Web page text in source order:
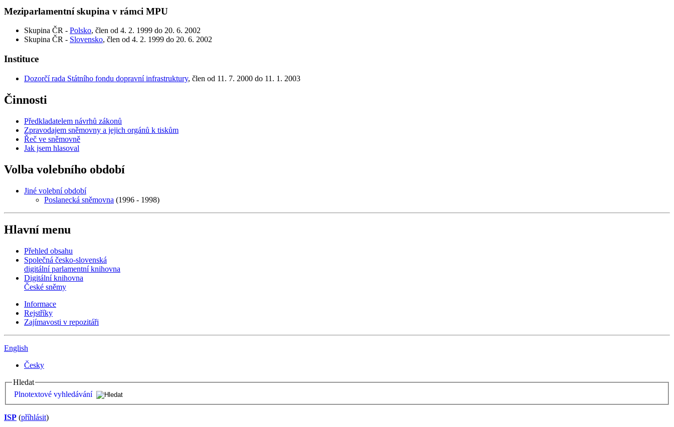
Meziparlamentní skupina v rámci MPU
Skupina ČR - Polsko, člen od 4. 2. 1999 do 20. 6. 2002
Skupina ČR - Slovensko, člen od 4. 2. 1999 do 20. 6. 2002
Instituce
Dozorčí rada Státního fondu dopravní infrastruktury, člen od 11. 7. 2000 do 11. 1. 2003
Činnosti
Předkladatelem návrhů zákonů
Zpravodajem sněmovny a jejich orgánů k tiskům
Řeč ve sněmovně
Jak jsem hlasoval
Volba volebního období
Jiné volební období
Poslanecká sněmovna (1996 - 1998)
Hlavní menu
Přehled obsahu
Společná česko-slovenská
digitální parlamentní knihovna
Digitální knihovna
České sněmy
Informace
Rejstříky
Zajímavosti v repozitáři
English
Česky
Hledat
Plnotextové vyhledávání
ISP (příhlásit)